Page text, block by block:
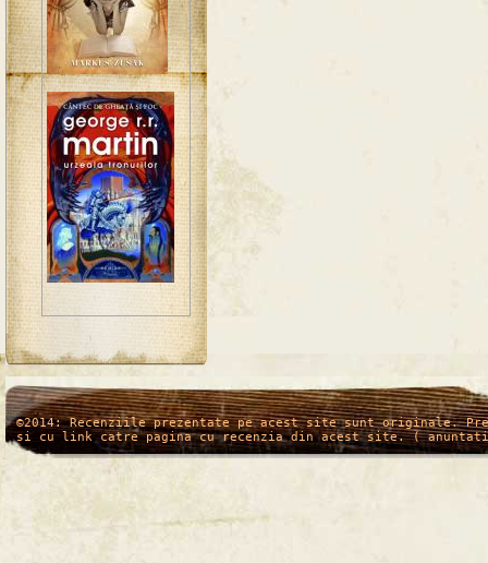
/* */
©2014: Recenziile prezentate pe acest site sunt originale.
si cu link catre pagina cu recenzia din acest site. (